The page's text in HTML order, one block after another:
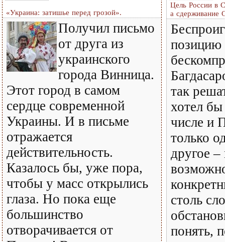
«Украина: затишье перед грозой».
Получил письмо
от друга из
украинского
города Винница.
Этот город в самом
сердце современной
Украины. И в письме
отражается
действительность.
Казалось бы, уже пора,
чтобы у масс открылись
глаза. Но пока еще
большинство
отворачивается от
Цель России в
а
позицию
так
хотел
числе и
только
другое
столь
понять,